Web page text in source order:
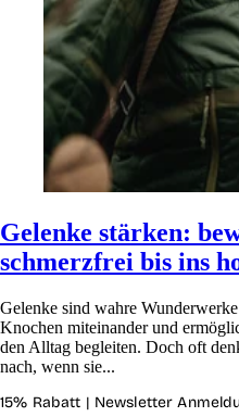
Gelenke stärken:
schmerzfrei bis ins
Gelenke sind wahre
Knochen miteinander und
den Alltag begleiten. Doch oft
nach, wenn sie...
15% Rabatt | Newsletter